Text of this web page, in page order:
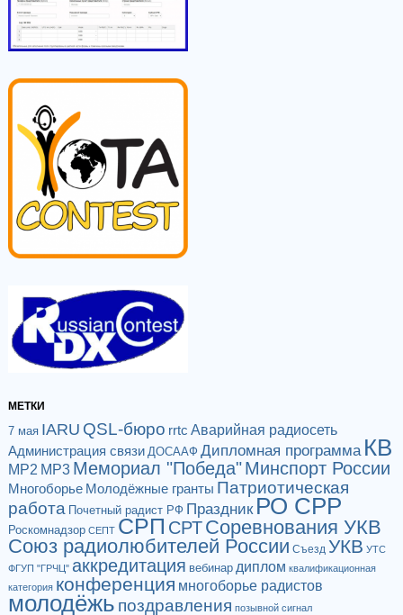
МЕТКИ
7 мая IARU QSL-бюро rrtc Аварийная радиосеть
Администрация связи ДОСААФ Дипломная программа КВ
МР2 МР3 Мемориал "Победа"Минспорт России
Многоборье Молодёжные гранты Патриотическая
работа Почетный радист РФ Праздник РО СРР
Роскомнадзор СЕПТ СРП СРТСоревнования УКВ
Союз радиолюбителей России Съезд УКВ УТС
ФГУП "ГРЧЦ" аккредитация вебинар диплом квалификационная
категория конференция многоборье радистов
молодёжь поздравления позывной сигнал